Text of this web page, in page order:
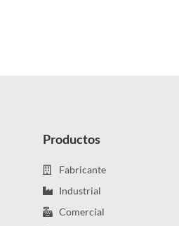
Productos
Fabricante
Industrial
Comercial